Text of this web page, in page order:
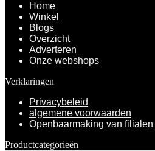
Home
Winkel
Blogs
Overzicht
Adverteren
Onze webshops
Verklaringen
Privacybeleid
algemene voorwaarden
Openbaarmaking van filialen
Productcategorieën